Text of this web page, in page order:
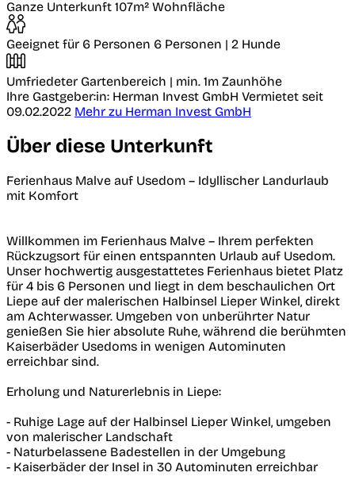
Ganze Unterkunft 107m² Wohnfläche
Geeignet für 6 Personen 6 Personen | 2 Hunde
Umfriedeter Gartenbereich | min. 1m Zaunhöhe
Ihre Gastgeber:in: Herman Invest GmbH Vermietet seit
09.02.2022 Mehr zu Herman Invest GmbH
Über diese Unterkunft
Ferienhaus Malve auf Usedom – Idyllischer Landurlaub
mit Komfort
Willkommen im Ferienhaus Malve – Ihrem perfekten
Rückzugsort für einen entspannten Urlaub auf Usedom.
Unser hochwertig ausgestattetes Ferienhaus bietet Platz
für 4 bis 6 Personen und liegt in dem beschaulichen Ort
Liepe auf der malerischen Halbinsel Lieper Winkel, direkt
am Achterwasser. Umgeben von unberührter Natur
genießen Sie hier absolute Ruhe, während die berühmten
Kaiserbäder Usedoms in wenigen Autominuten
erreichbar sind.
Erholung und Naturerlebnis in Liepe:
- Ruhige Lage auf der Halbinsel Lieper Winkel, umgeben
von malerischer Landschaft
- Naturbelassene Badestellen in der Umgebung
- Kaiserbäder der Insel in 30 Autominuten erreichbar